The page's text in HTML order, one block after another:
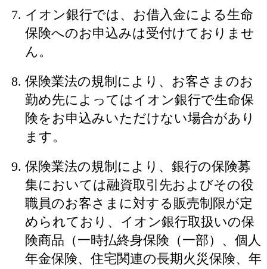
イオン銀行では、お借入金による生命
保険へのお申込みは受付けておりませ
ん。
保険業法の規制により、お客さまのお
勤め先によってはイオン銀行で生命保
険をお申込みいただけない場合があり
ます。
保険業法の規制により、銀行の保険募
集においては融資取引先およびその役
職員のお客さまに対する販売制限が定
められており、イオン銀行取扱いの保
険商品（一時払終身保険（一部）、個人
年金保険、住宅関連の長期火災保険、年